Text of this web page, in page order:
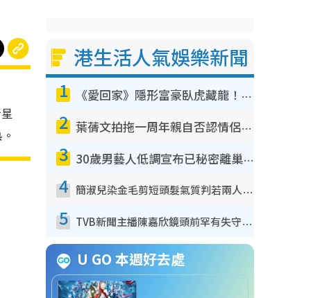
港生活人氣娛樂新聞
1 《愛回家》隱形富豪臥虎藏龍！盤點12位財氣逼人的有錢藝人：呢位靚女3億身家唔憂做
2 葉蒨文拍拖一周年親自否認情侶關係？！被質疑感情造假竟稱GM「普通同事」
3 30歲男藝人低調宣布已秘密離巢！人氣急跌變失蹤人口︰「這幾年過得並不容易」
4 簡淑兒染金毛剪短頭髮氣質判若兩人！嚇壞老公麥大力都認唔出：「你做咩事？」
5 TVB新聞主播陳嘉欣鏡頭前罕有失守！遭林超英一句說話突襲嚇親當場大笑
U GO 本週好去處